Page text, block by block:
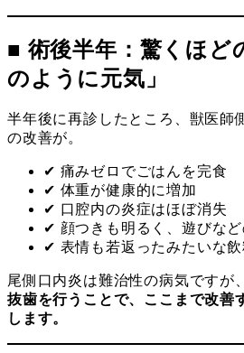
■ 術後半年：驚くほど
のように元気」
半年後に再診したところ、獣医師
の改善が。
✔ 痛みゼロでごはんを完食
✔ 体重が健康的に増加
✔ 口腔内の炎症はほぼ消失
✔ 顔つきも明るく、遊びな
✔ 表情も若返ったみたいな飲
尾側口内炎は難治性の病気ですが、
抜歯を行うことで、ここまで改善
します。